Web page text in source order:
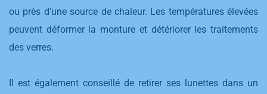
ou près d’une source de chaleur. Les températures élevées
peuvent déformer la monture et détériorer les traitements
des verres.
Il est également conseillé de retirer ses lunettes dans un